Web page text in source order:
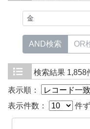
AND検索 OR
検索結果 1,858
表示順：
表示件数：
件